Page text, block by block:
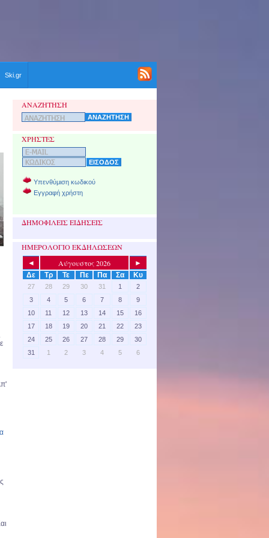
Ski.gr
ΑΝΑΖΗΤΗΣΗ
ΧΡΗΣΤΕΣ
Υπενθύμιση κωδικού
Εγγραφή χρήστη
ΔΗΜΟΦΙΛΕΙΣ ΕΙΔΗΣΕΙΣ
ΗΜΕΡΟΛΟΓΙΟ ΕΚΔΗΛΩΣΕΩΝ
◄ Αύγουστος 2026
►
Δε
Τρ Τε Πε Πα Σα Κυ
27 28 29 30 31 1
2
3
4 5 6 7 8
9
10
11 12 13 14 15
16
17
18 19 20 21 22
23
24
25 26 27 28 29
30
31
1 2 3 4 5 6